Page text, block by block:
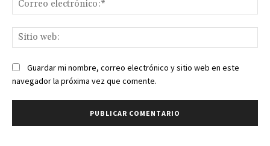
Guardar mi nombre, correo electrónico y sitio web en este
navegador la próxima vez que comente.